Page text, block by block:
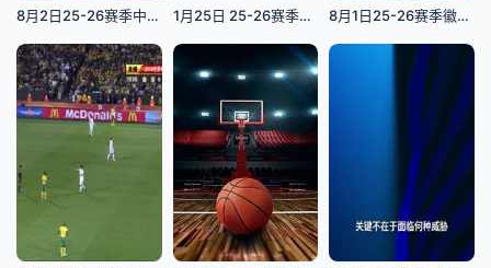
8月2日25-26赛季中乙联赛 广州蒲公英VS武汉三镇B队 1月25日 25-26赛季法甲第19轮 马赛VS朗斯 8月1日25-26赛季徽BA 马鞍山VS淮北